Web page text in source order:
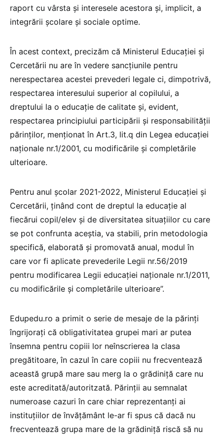
raport cu vârsta și interesele acestora și, implicit, a
integrării școlare și sociale optime.
În acest context, precizăm că Ministerul Educației și
Cercetării nu are în vedere sancțiunile pentru
nerespectarea acestei prevederi legale ci, dimpotrivă,
respectarea interesului superior al copilului, a
dreptului la o educație de calitate și, evident,
respectarea principiului participării și responsabilității
părinților, menționat în Art.3, lit.q din Legea educației
naționale nr.1/2001, cu modificările și completările
ulterioare.
Pentru anul școlar 2021-2022, Ministerul Educației și
Cercetării, ținând cont de dreptul la educație al
fiecărui copil/elev și de diversitatea situațiilor cu care
se pot confrunta aceștia, va stabili, prin metodologia
specifică, elaborată și promovată anual, modul în
care vor fi aplicate prevederile Legii nr.56/2019
pentru modificarea Legii educației naționale nr.1/2011,
cu modificările și completările ulterioare”.
Edupedu.ro a primit o serie de mesaje de la părinți
îngrijorați că obligativitatea grupei mari ar putea
însemna pentru copiii lor neînscrierea la clasa
pregătitoare, în cazul în care copiii nu frecventează
această grupă mare sau merg la o grădiniță care nu
este acreditată/autoritzată. Părinții au semnalat
numeroase cazuri în care chiar reprezentanți ai
instituțiilor de învățământ le-ar fi spus că dacă nu
frecventează grupa mare de la grădiniță riscă să nu